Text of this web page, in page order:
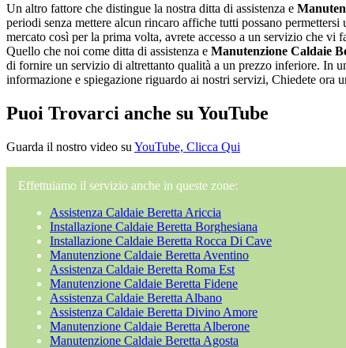
Un altro fattore che distingue la nostra ditta di assistenza e
periodi senza mettere alcun rincaro affiche tutti possano
mercato così per la prima volta, avrete accesso a un servizio che vi
Quello che noi come ditta di assistenza e Manutenzione Caldaie
di fornire un servizio di altrettanto qualità a un prezzo inferiore. In
informazione e spiegazione riguardo ai nostri servizi, Chiedete ora
Puoi Trovarci anche su YouTube
Guarda il nostro video su YouTube, Clicca Qui
Effettuiamo il servizio anche in queste zone:
Assistenza Caldaie Beretta Ariccia
Installazione Caldaie Beretta Borghesiana
Installazione Caldaie Beretta Rocca Di Cave
Manutenzione Caldaie Beretta Aventino
Assistenza Caldaie Beretta Roma Est
Manutenzione Caldaie Beretta Fidene
Assistenza Caldaie Beretta Albano
Assistenza Caldaie Beretta Divino Amore
Manutenzione Caldaie Beretta Alberone
Manutenzione Caldaie Beretta Agosta